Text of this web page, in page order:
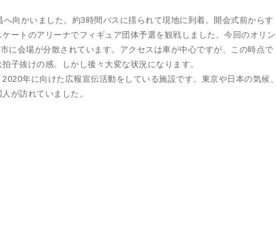
向かいました。約3時間バスに揺られて現地に到着。開会式前からす
ートのアリーナでフィギュア団体予選を観戦しました。今回のオリン
に会場が分散されています。アクセスは車が中心ですが、この時点で
子抜けの感。しかし後々大変な状況になります。
年に向けた広報宣伝活動をしている施設です。東京や日本の気候、
が訪れていました。